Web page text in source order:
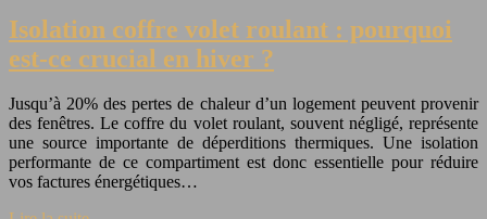
Isolation coffre volet roulant : pourquoi
est-ce crucial en hiver ?
Jusqu’à 20% des pertes de chaleur d’un logement peuvent provenir
des fenêtres. Le coffre du volet roulant, souvent négligé, représente
une source importante de déperditions thermiques. Une isolation
performante de ce compartiment est donc essentielle pour réduire
vos factures énergétiques…